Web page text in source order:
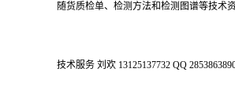
随货质检单、检测方法和检测图谱等技术
技术服务 刘欢 13125137732 QQ